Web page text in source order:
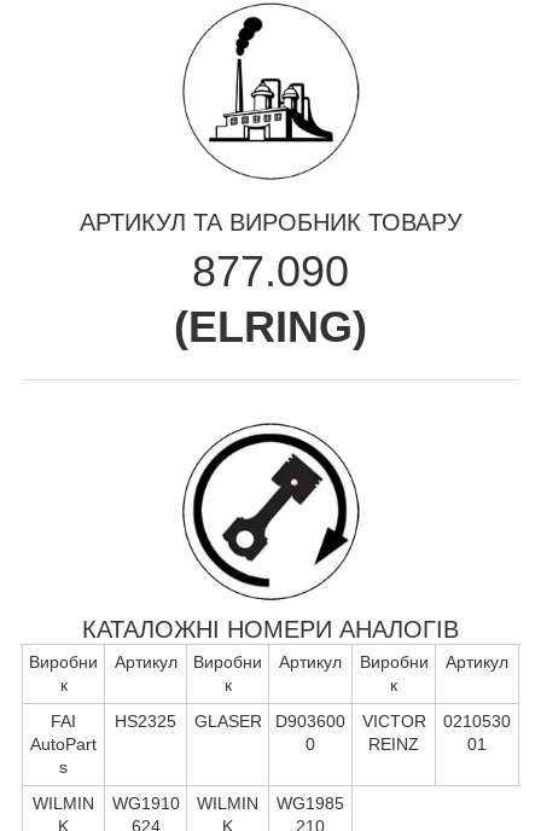
АРТИКУЛ ТА ВИРОБНИК ТОВАРУ
877.090
(ELRING)
КАТАЛОЖНІ НОМЕРИ АНАЛОГІВ
Виробни
к
Артикул
Виробни
к
Артикул
Виробни
к
Артикул
FAI
AutoPart
s
HS2325 GLASER
D903600
0
VICTOR
REINZ
0210530
01
WILMIN
K
WG1910
624
WILMIN
K
WG1985
210